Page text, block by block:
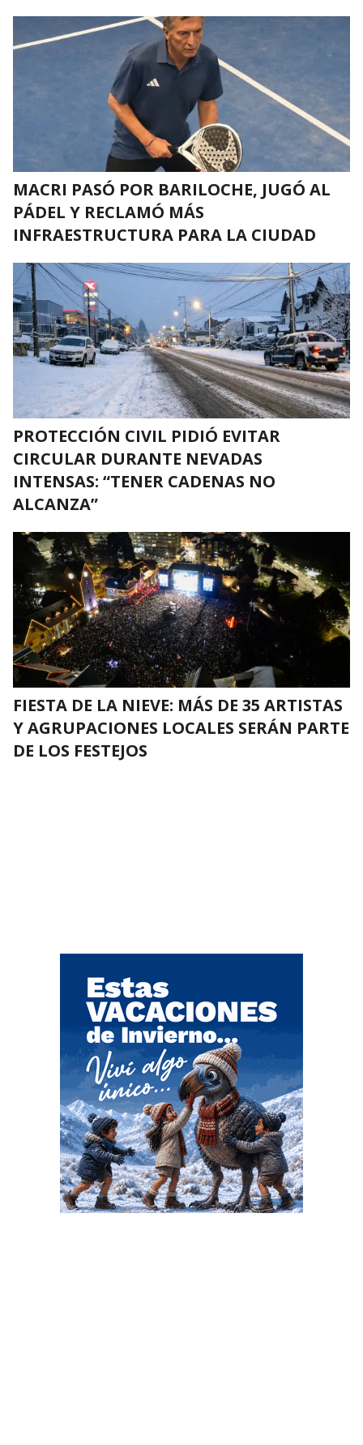
MACRI PASÓ POR BARILOCHE, JUGÓ AL
PÁDEL Y RECLAMÓ MÁS
INFRAESTRUCTURA PARA LA CIUDAD
PROTECCIÓN CIVIL PIDIÓ EVITAR
CIRCULAR DURANTE NEVADAS
INTENSAS: “TENER CADENAS NO
ALCANZA”
FIESTA DE LA NIEVE: MÁS DE 35 ARTISTAS
Y AGRUPACIONES LOCALES SERÁN PARTE
DE LOS FESTEJOS